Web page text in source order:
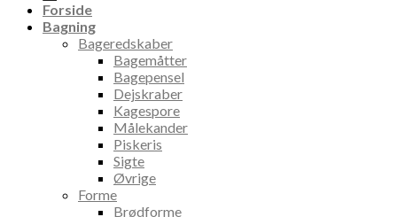
Forside
Bagning
Bageredskaber
Bagemåtter
Bagepensel
Dejskraber
Kagespore
Målekander
Piskeris
Sigte
Øvrige
Forme
Brødforme